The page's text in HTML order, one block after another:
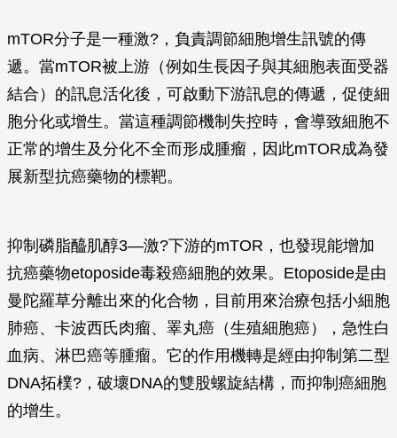
mTOR分子是一種激?，負責調節細胞增生訊號的傳
遞。當mTOR被上游（例如生長因子與其細胞表面受器
結合）的訊息活化後，可啟動下游訊息的傳遞，促使細
胞分化或增生。當這種調節機制失控時，會導致細胞不
正常的增生及分化不全而形成腫瘤，因此mTOR成為發
展新型抗癌藥物的標靶。
抑制磷脂醯肌醇3—激?下游的mTOR，也發現能增加
抗癌藥物etoposide毒殺癌細胞的效果。Etoposide是由
曼陀羅草分離出來的化合物，目前用來治療包括小細胞
肺癌、卡波西氏肉瘤、睪丸癌（生殖細胞癌），急性白
血病、淋巴癌等腫瘤。它的作用機轉是經由抑制第二型
DNA拓樸?，破壞DNA的雙股螺旋結構，而抑制癌細胞
的增生。